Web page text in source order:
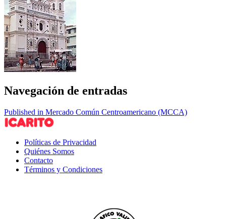
Navegación de entradas
Published in Mercado Común Centroamericano (MCCA)
Políticas de Privacidad
Quiénes Somos
Contacto
Términos y Condiciones